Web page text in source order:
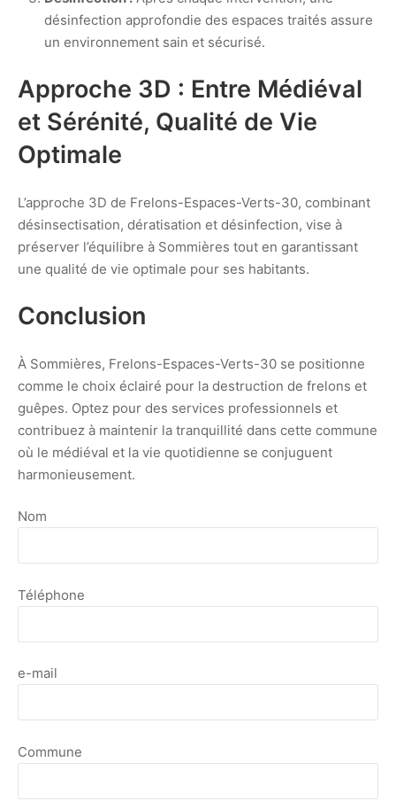
désinfection approfondie des espaces traités assure
un environnement sain et sécurisé.
Approche 3D : Entre Médiéval
et Sérénité, Qualité de Vie
Optimale
L’approche 3D de Frelons-Espaces-Verts-30, combinant
désinsectisation, dératisation et désinfection, vise à
préserver l’équilibre à Sommières tout en garantissant
une qualité de vie optimale pour ses habitants.
Conclusion
À Sommières, Frelons-Espaces-Verts-30 se positionne
comme le choix éclairé pour la destruction de frelons et
guêpes. Optez pour des services professionnels et
contribuez à maintenir la tranquillité dans cette commune
où le médiéval et la vie quotidienne se conjuguent
harmonieusement.
Nom
Téléphone
e-mail
Commune